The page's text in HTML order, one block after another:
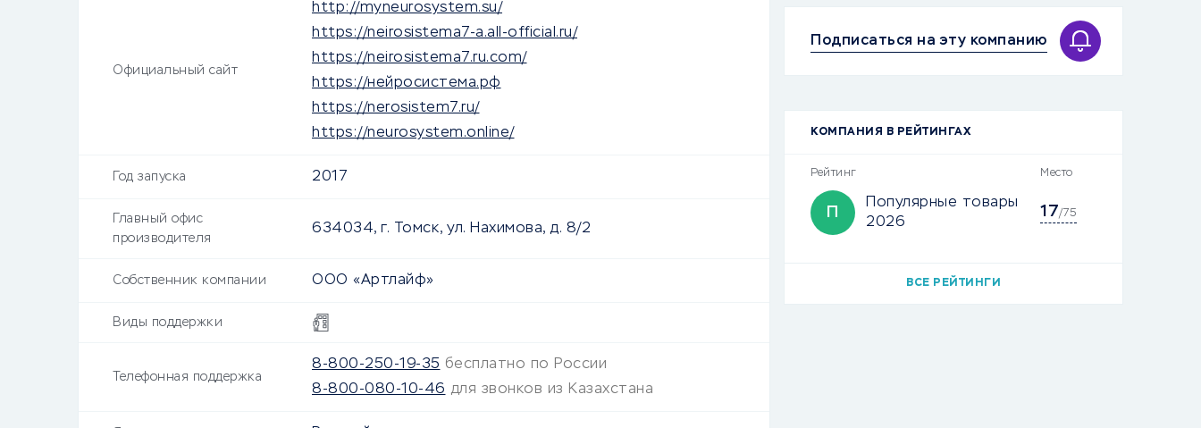
Официальный сайт
http://myneurosystem.su/
https://neirosistema7-a.all-official.ru/
https://neirosistema7.ru.com/
https://нейросистема.рф
https://nerosistem7.ru/
https://neurosystem.online/
Год запуска 2017
Главный офис
производителя
634034, г. Томск, ул. Нахимова, д. 8/2
Собственник компании ООО «Артлайф»
Виды поддержки
Телефонная поддержка
8-800-250-19-35 бесплатно по России
8-800-080-10-46 для звонков из Казахстана
Подписаться на эту компанию
КОМПАНИЯ В РЕЙТИНГАХ
Рейтинг Место
П
Популярные товары
2026
17/75
ВСЕ РЕЙТИНГИ